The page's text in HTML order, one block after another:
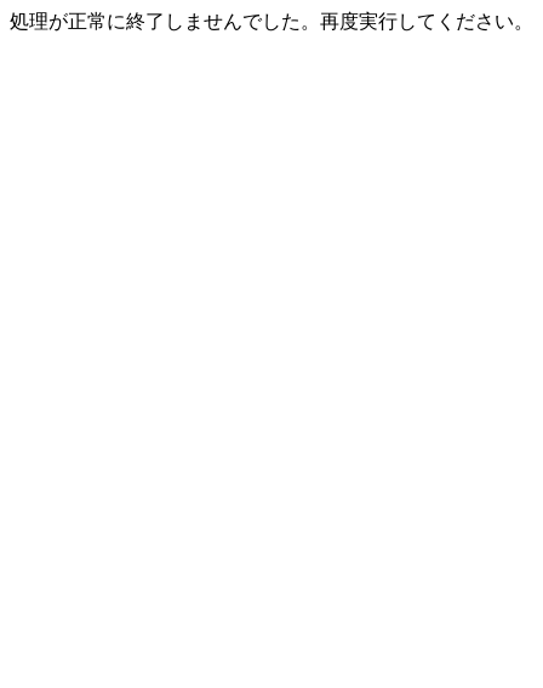
処理が正常に終了しませんでした。再度実行してください。